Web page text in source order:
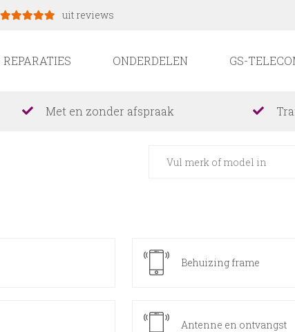
uit reviews
REPARATIES ONDERDELEN GS-
Met en zonder afspraak
Behuizing frame
Antenne en ontvangst